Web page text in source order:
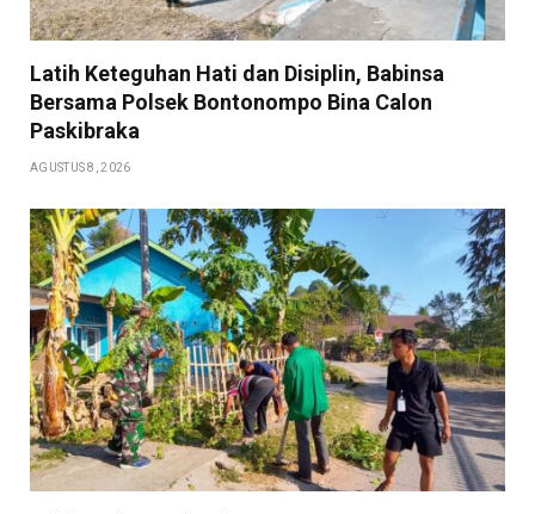
Latih Keteguhan Hati dan Disiplin, Babinsa
Bersama Polsek Bontonompo Bina Calon
Paskibraka
AGUSTUS 8, 2026